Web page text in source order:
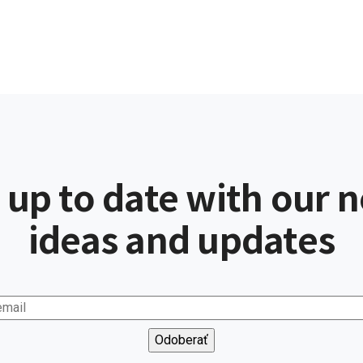
up to date with our
ideas and updates